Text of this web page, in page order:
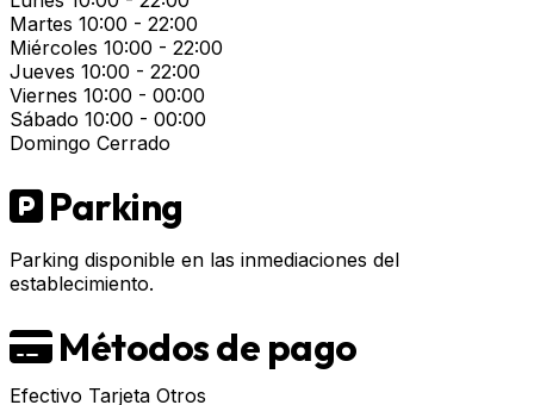
Martes 10:00 - 22:00
Miércoles 10:00 - 22:00
Jueves 10:00 - 22:00
Viernes 10:00 - 00:00
Sábado 10:00 - 00:00
Domingo Cerrado
Parking
Parking disponible en las inmediaciones del
establecimiento.
Métodos de pago
Efectivo Tarjeta Otros